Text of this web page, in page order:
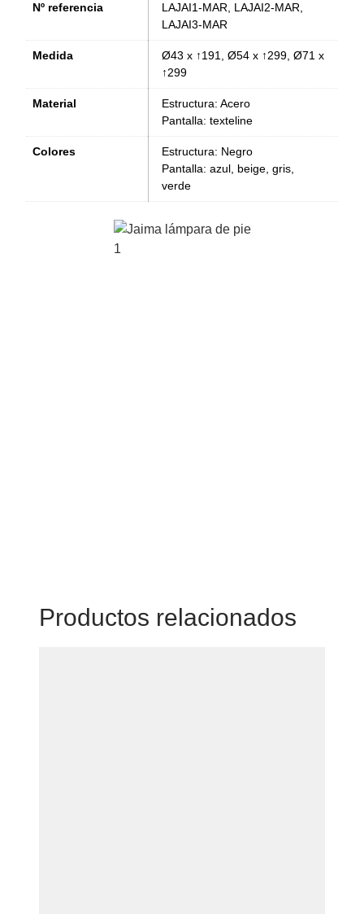
Nº referencia
LAJAI1-MAR, LAJAI2-MAR,
LAJAI3-MAR
Medida
Ø43 x ↑191, Ø54 x ↑299, Ø71 x
↑299
Material
Estructura: Acero
Pantalla: texteline
Colores
Estructura: Negro
Pantalla: azul, beige, gris,
verde
Productos relacionados